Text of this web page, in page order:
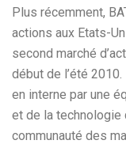
Plus récemment,
actions aux Etats-
second marché
début de l’été
en interne par une
et de la technologie
communauté des